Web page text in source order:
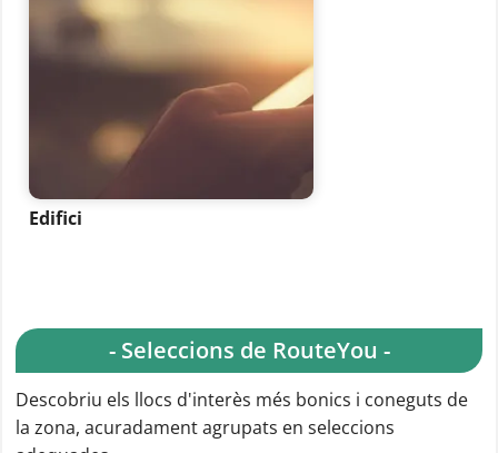
Edifici
- Seleccions de RouteYou -
Descobriu els llocs d'interès més bonics i coneguts de
la zona, acuradament agrupats en seleccions